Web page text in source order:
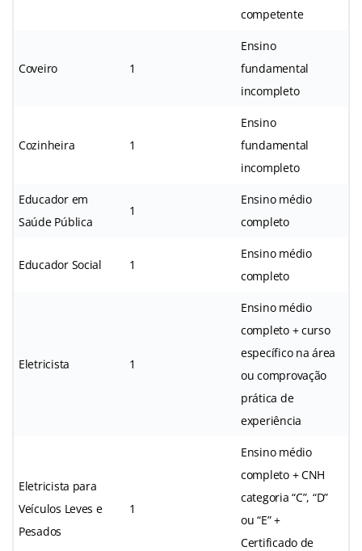
competente
Coveiro 1
Ensino
fundamental
incompleto
Cozinheira 1
Ensino
fundamental
incompleto
Educador em
Saúde Pública
1
Ensino médio
completo
Educador Social 1
Ensino médio
completo
Eletricista 1
Ensino médio
completo + curso
específico na área
ou comprovação
prática de
experiência
Eletricista para
Veículos Leves e
Pesados
1
Ensino médio
completo + CNH
categoria “C”, “D”
ou “E” +
Certificado de